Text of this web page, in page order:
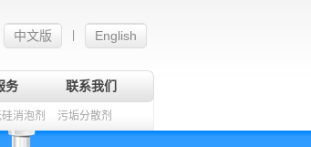
中文版 English
务 联系我们
消泡剂 污垢分散剂